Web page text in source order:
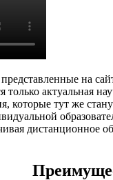
на
актуальная
которые тут же
дистанционное